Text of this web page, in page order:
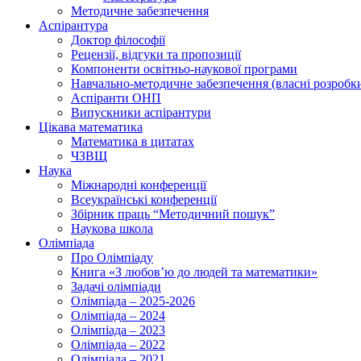
Методичне забезпечення
Аспірантура
Доктор філософії
Рецензії, відгуки та пропозиції
Компоненти освітньо-наукової програми
Навчально-методичне забезпечення (власні
Аспіранти ОНП
Випускники аспірантури
Цікава математика
Математика в цитатах
ЧЗВЩ
Наука
Міжнародні конференції
Всеукраїнські конференції
Збірник праць “Методичний пошук”
Наукова школа
Олімпіада
Про Олімпіаду
Книга «З любов’ю до людей та математики»
Задачі олімпіади
Олімпіада – 2025-2026
Олімпіада – 2024
Олімпіада – 2023
Олімпіада – 2022